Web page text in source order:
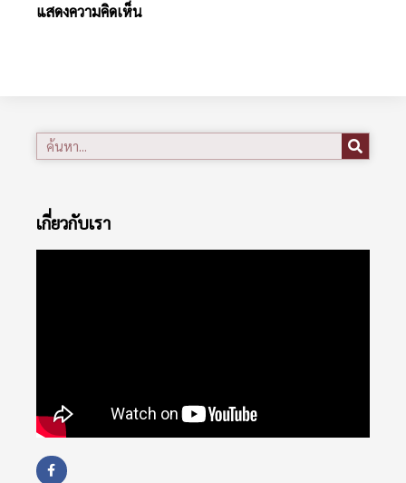
แสดงความคิดเห็น
เกี่ยวกับเรา